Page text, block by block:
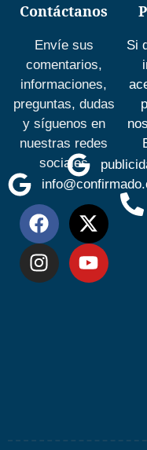
Contáctanos
Envíe sus
comentarios,
informaciones,
preguntas, dudas
y síguenos en
nuestras redes
sociales
Si